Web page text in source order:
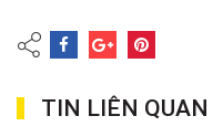
TIN LIÊN QUAN